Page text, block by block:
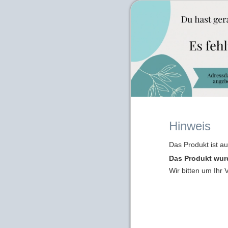
Hinweis
Das Produkt ist
Das Produkt
Wir bitten um Ihr